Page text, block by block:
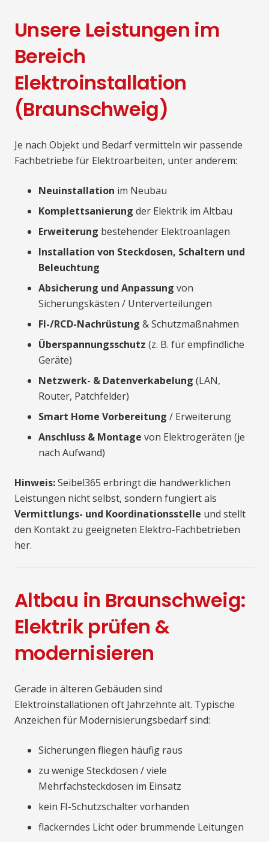
Unsere Leistungen im
Bereich
Elektroinstallation
(Braunschweig)
Je nach Objekt und Bedarf vermitteln wir passende
Fachbetriebe für Elektroarbeiten, unter anderem:
Neuinstallation im Neubau
Komplettsanierung der Elektrik im Altbau
Erweiterung bestehender Elektroanlagen
Installation von Steckdosen, Schaltern und
Beleuchtung
Absicherung und Anpassung von
Sicherungskästen / Unterverteilungen
FI-/RCD-Nachrüstung & Schutzmaßnahmen
Überspannungsschutz (z. B. für empfindliche
Geräte)
Netzwerk- & Datenverkabelung (LAN,
Router, Patchfelder)
Smart Home Vorbereitung / Erweiterung
Anschluss & Montage von Elektrogeräten (je
nach Aufwand)
Hinweis:Seibel365 erbringt die handwerklichen
Leistungen nicht selbst, sondern fungiert als
Vermittlungs- und Koordinationsstelle und stellt
den Kontakt zu geeigneten Elektro-Fachbetrieben
her.
Altbau in Braunschweig:
Elektrik prüfen &
modernisieren
Gerade in älteren Gebäuden sind
Elektroinstallationen oft Jahrzehnte alt. Typische
Anzeichen für Modernisierungsbedarf sind:
Sicherungen fliegen häufig raus
zu wenige Steckdosen / viele
Mehrfachsteckdosen im Einsatz
kein FI-Schutzschalter vorhanden
flackerndes Licht oder brummende Leitungen